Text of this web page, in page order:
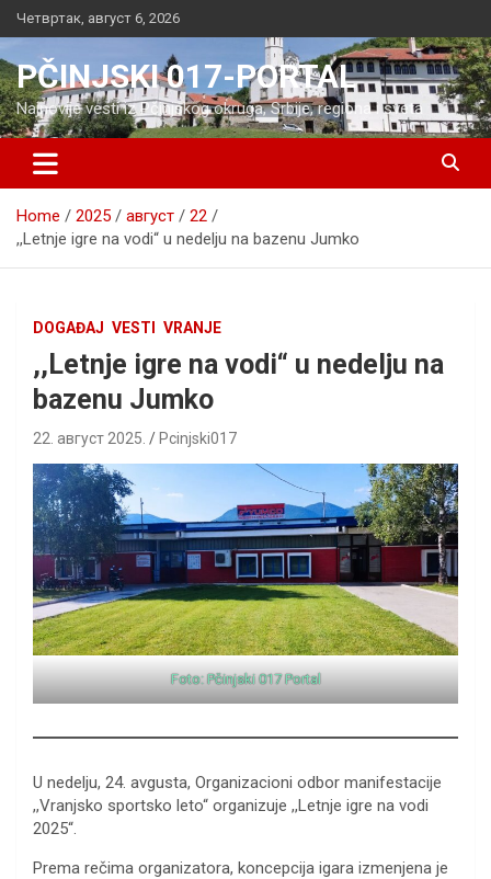
Skip
to
content
Четвртак, август 6, 2026
PČINJSKI 017-PORTAL
Najnovije vesti iz Pčinjskog okruga, Srbije, regiona i sveta
Home 2025 август
22
,,Letnje igre na vodi“ u nedelju na bazenu Jumko
DOGAĐAJ VESTI VRANJE
,,Letnje igre na vodi“ u nedelju na
bazenu Jumko
22. август 2025. Pcinjski017
Foto: Pčinjski 017 Portal
U nedelju, 24. avgusta, Organizacioni odbor manifestacije
,,Vranjsko sportsko leto“ organizuje ,,Letnje igre na vodi
2025“.
Prema rečima organizatora, koncepcija igara izmenjena je